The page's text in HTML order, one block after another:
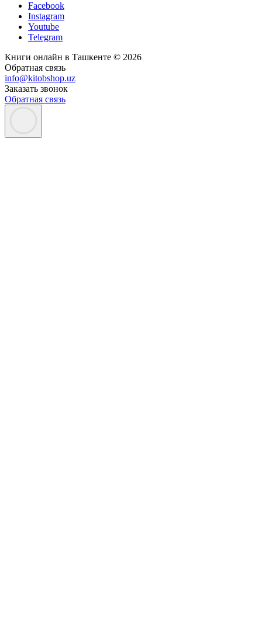
Facebook
Instagram
Youtube
Telegram
Книги онлайн в Ташкенте © 2026
Обратная связь
info@kitobshop.uz
Заказать звонок
Обратная связь